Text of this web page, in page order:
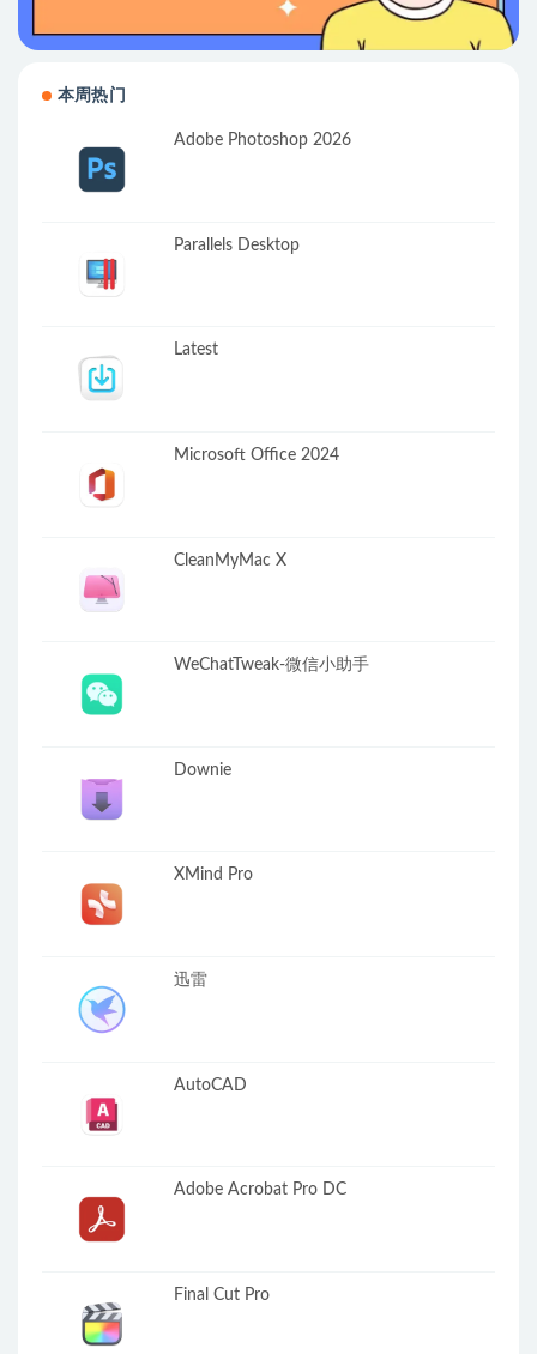
本周热门
Adobe Photoshop 2026
Parallels Desktop
Latest
Microsoft Office 2024
CleanMyMac X
WeChatTweak-微信小助手
Downie
XMind Pro
迅雷
AutoCAD
Adobe Acrobat Pro DC
Final Cut Pro